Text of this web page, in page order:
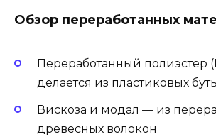
Обзор переработанных
Переработанный полиэстер
делается из пластиковых
Вискоза и модал — из
древесных волокон